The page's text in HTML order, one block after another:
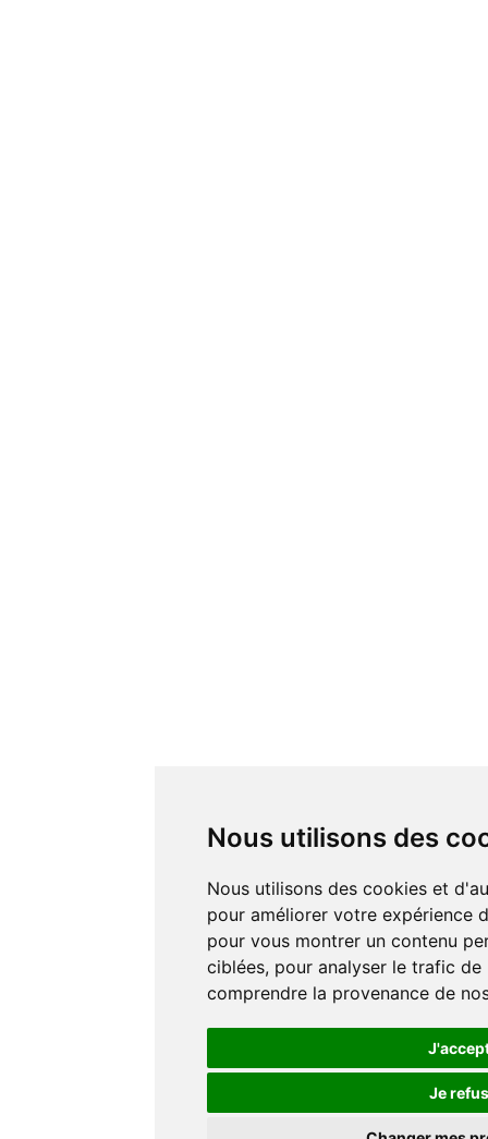
Nous utilisons des
Nous utilisons des cookies et d'autres technologies de suivi
pour améliorer votre expérience
pour vous montrer un contenu
ciblées, pour analyser le trafic
comprendre la provenance de
Je